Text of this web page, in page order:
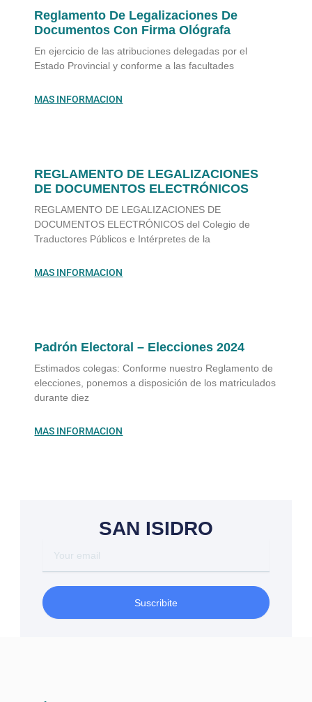
Reglamento De Legalizaciones De
Documentos Con Firma Ológrafa
En ejercicio de las atribuciones delegadas por el
Estado Provincial y conforme a las facultades
MAS INFORMACION
REGLAMENTO DE LEGALIZACIONES
DE DOCUMENTOS ELECTRÓNICOS
REGLAMENTO DE LEGALIZACIONES DE
DOCUMENTOS ELECTRÓNICOS del Colegio de
Traductores Públicos e Intérpretes de la
MAS INFORMACION
Padrón Electoral – Elecciones 2024
Estimados colegas: Conforme nuestro Reglamento de
elecciones, ponemos a disposición de los matriculados
durante diez
MAS INFORMACION
SAN ISIDRO
email
Suscribite